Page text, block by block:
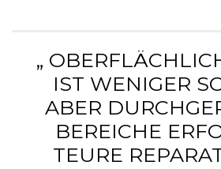
„
IST WENIGER
ABER
BEREICHE
TEURE